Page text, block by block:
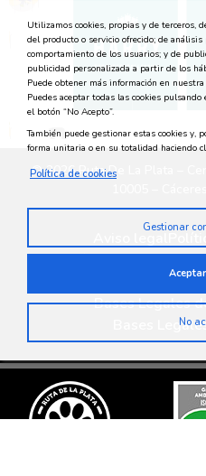
© 2026 Ruta De La Plata –
Política
Privacidad en
Bases Legales
Bases
Utilizamos cookies, propias y de terceros,
del producto o servicio ofrecido; de
comportamiento de los usuarios; y de
publicidad personalizada a partir de los
Puede obtener más información en
Puedes aceptar todas las cookies
el botón “No Acepto”.
También puede gestionar estas cookies y,
forma unitaria o en su totalidad haciendo
Política de cookies
Gestionar
No